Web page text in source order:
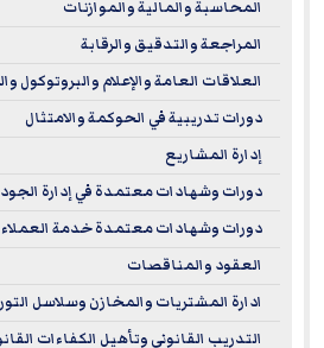
المحاسبة والمالية والموازنات
المراجعة والتدقيق والرقابة
العلاقات العامة والإعلام والبروتوكول
دورات تدريبية في الحوكمة والامتثال
إدارة المشاريع
دورات وشهادات معتمدة في إدارة
دورات وشهادات معتمدة خدمة العملاء
العقود والمناقصات
ادارة المشتريات والمخازن وسلاسل
التدريب القانوني وتأهيل الكفاءات